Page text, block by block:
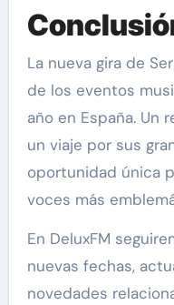
La nueva gira de
de los eventos
año en España. Un
un viaje por sus
oportunidad única
voces más
En DeluxFM
nuevas fechas,
novedades